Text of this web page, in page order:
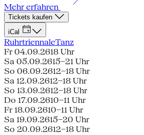
Mehr erfahren
Tickets kaufen
iCal
RuhrtriennaleTanz
Fr 04.09.2618 Uhr
Sa 05.09.2615–21 Uhr
So 06.09.2612–18 Uhr
Sa 12.09.2612–18 Uhr
So 13.09.2612–18 Uhr
Do 17.09.2610–11 Uhr
Fr 18.09.2610–11 Uhr
Sa 19.09.2615–20 Uhr
So 20.09.2612–18 Uhr